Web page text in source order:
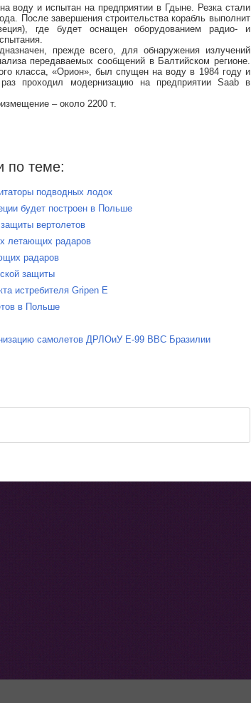
воду и испытан на предприятии в Гдыне. Резка стали
После завершения строительства корабль выполнит
где будет оснащен оборудованием радио- и
прежде всего, для обнаружения излучений
передаваемых сообщений в Балтийском регионе.
класса, «Орион», был спущен на воду в 1984 году и
проходил модернизацию на предприятии Saab в
– около 2200 т.
по теме:
подводных лодок
будет построен в Польше
вертолетов
летающих радаров
радаров
защиты
истребителя Gripen E
в Польше
самолетов ДРЛОиУ E-99 ВВС Бразилии